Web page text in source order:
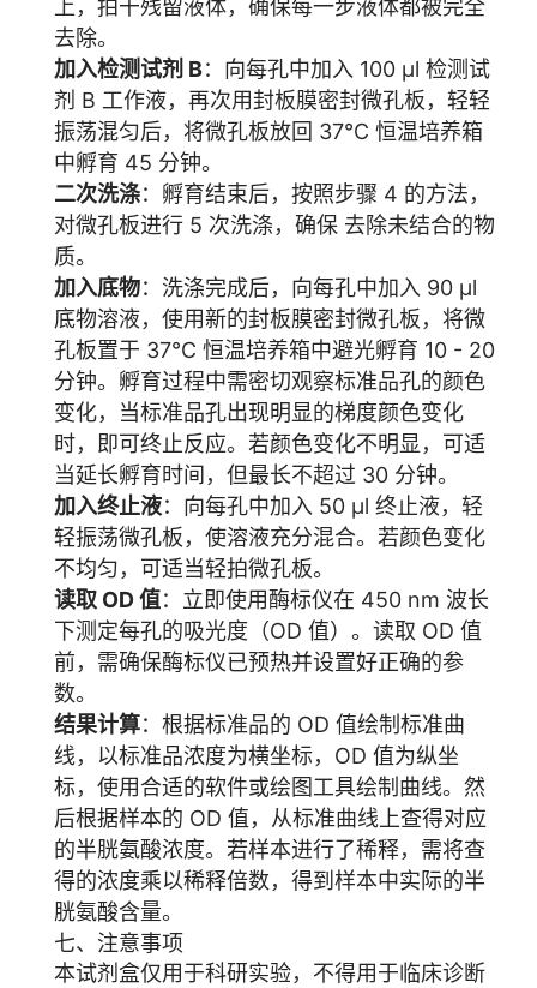
上，拍干残留液体，确保每一步液体都被完全
去除。
加入检测试剂 B：向每孔中加入 100 μl 检测试
剂 B 工作液，再次用封板膜密封微孔板，轻轻
振荡混匀后，将微孔板放回 37°C 恒温培养箱
中孵育 45 分钟。
二次洗涤：孵育结束后，按照步骤 4 的方法，
对微孔板进行 5 次洗涤，确保 去除未结合的物
质。
加入底物：洗涤完成后，向每孔中加入 90 μl
底物溶液，使用新的封板膜密封微孔板，将微
孔板置于 37°C 恒温培养箱中避光孵育 10 - 20
分钟。孵育过程中需密切观察标准品孔的颜色
变化，当标准品孔出现明显的梯度颜色变化
时，即可终止反应。若颜色变化不明显，可适
当延长孵育时间，但最长不超过 30 分钟。
加入终止液：向每孔中加入 50 μl 终止液，轻
轻振荡微孔板，使溶液充分混合。若颜色变化
不均匀，可适当轻拍微孔板。
读取 OD 值：立即使用酶标仪在 450 nm 波长
下测定每孔的吸光度（OD 值）。读取 OD 值
前，需确保酶标仪已预热并设置好正确的参
数。
结果计算：根据标准品的 OD 值绘制标准曲
线，以标准品浓度为横坐标，OD 值为纵坐
标，使用合适的软件或绘图工具绘制曲线。然
后根据样本的 OD 值，从标准曲线上查得对应
的半胱氨酸浓度。若样本进行了稀释，需将查
得的浓度乘以稀释倍数，得到样本中实际的半
胱氨酸含量。
七、注意事项
本试剂盒仅用于科研实验，不得用于临床诊断